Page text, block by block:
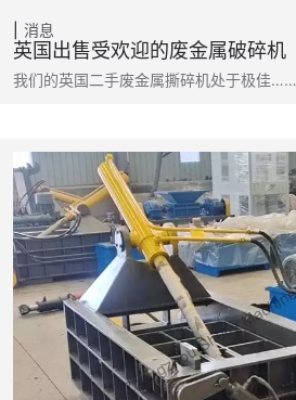
消息
英国出售受欢迎的废金属破碎机
我们的英国二手废金属撕碎机处于极佳……